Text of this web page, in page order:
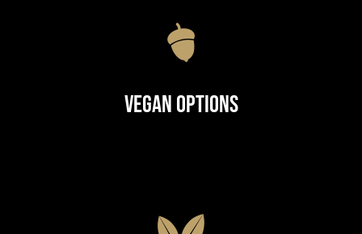
Vegan Options